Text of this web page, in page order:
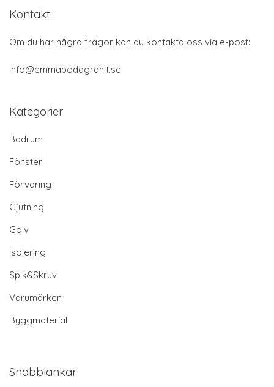
Kontakt
Om du har några frågor kan du kontakta oss via e-post:
info@emmabodagranit.se
Kategorier
Badrum
Fönster
Förvaring
Gjutning
Golv
Isolering
Spik&Skruv
Varumärken
Byggmaterial
Snabblänkar